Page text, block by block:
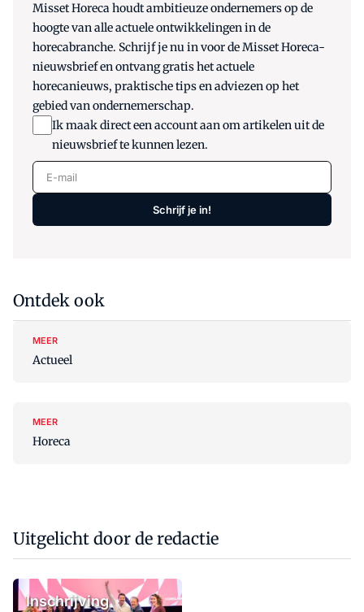
Misset Horeca houdt ambitieuze ondernemers op de
hoogte van alle actuele ontwikkelingen in de
horecabranche. Schrijf je nu in voor de Misset Horeca-
nieuwsbrief en ontvang gratis het actuele
horecanieuws, praktische tips en adviezen op het
gebied van ondernemerschap.
Ik maak direct een account aan om artikelen uit de
nieuwsbrief te kunnen lezen.
E-mail
Schrijf je in!
Ontdek ook
MEER
Actueel
MEER
Horeca
Uitgelicht door de redactie
Inschrijving